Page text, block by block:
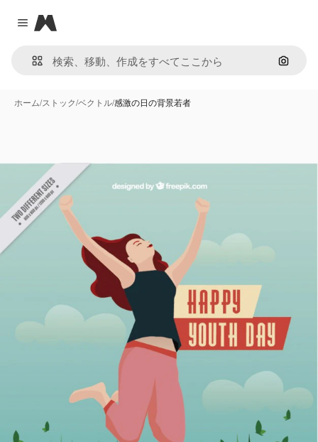
Close menu
Magnific
画像で
ホーム/ストック/ベクトル/感激の日の背景若者